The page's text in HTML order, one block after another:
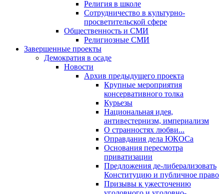
Религия в школе
Сотрудничество в культурно-
просветительской сфере
Общественность и СМИ
Религиозные СМИ
Завершенные проекты
Демократия в осаде
Новости
Архив предыдущего проекта
Крупные мероприятия
консервативного толка
Курьезы
Национальная идея,
антивестернизм, империализм
О странностях любви...
Оправдания дела ЮКОСа
Основания пересмотра
приватизации
Предложения де-либерализовать
Конституцию и публичное право
Призывы к ужесточению